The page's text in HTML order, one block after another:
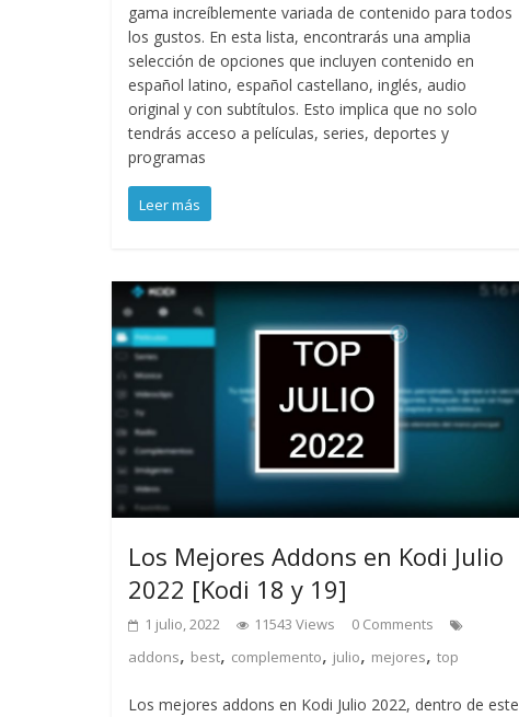
gama increíblemente variada de contenido para todos
los gustos. En esta lista, encontrarás una amplia
selección de opciones que incluyen contenido en
español latino, español castellano, inglés, audio
original y con subtítulos. Esto implica que no solo
tendrás acceso a películas, series, deportes y
programas
Leer más
Los Mejores Addons en Kodi Julio
2022 [Kodi 18 y 19]
1 julio, 2022 11543 Views
0 Comments
addons, best, complemento, julio, mejores, top
Los mejores addons en Kodi Julio 2022, dentro de este